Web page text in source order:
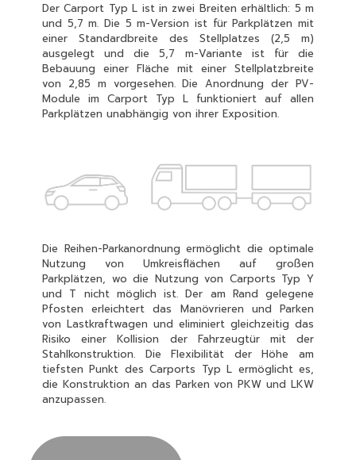
Der Carport Typ L ist in zwei Breiten erhältlich: 5 m
und 5,7 m. Die 5 m-Version ist für Parkplätzen mit
einer Standardbreite des Stellplatzes (2,5 m)
ausgelegt und die 5,7 m-Variante ist für die
Bebauung einer Fläche mit einer Stellplatzbreite
von 2,85 m vorgesehen. Die Anordnung der PV-
Module im Carport Typ L funktioniert auf allen
Parkplätzen unabhängig von ihrer Exposition.
Die Reihen-Parkanordnung ermöglicht die optimale
Nutzung von Umkreisflächen auf großen
Parkplätzen, wo die Nutzung von Carports Typ Y
und T nicht möglich ist. Der am Rand gelegene
Pfosten erleichtert das Manövrieren und Parken
von Lastkraftwagen und eliminiert gleichzeitig das
Risiko einer Kollision der Fahrzeugtür mit der
Stahlkonstruktion. Die Flexibilität der Höhe am
tiefsten Punkt des Carports Typ L ermöglicht es,
die Konstruktion an das Parken von PKW und LKW
anzupassen.